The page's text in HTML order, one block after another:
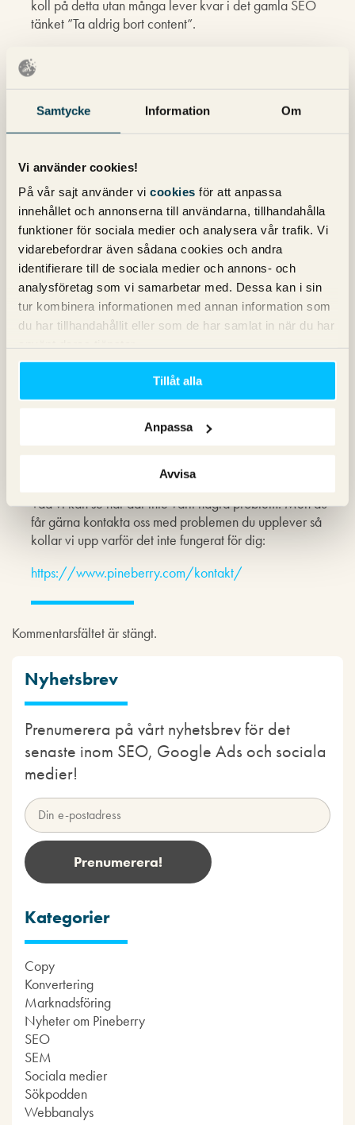
Samtycke Information Om
Vi använder cookies!
På vår sajt använder vi cookies för att anpassa
innehållet och annonserna till användarna, tillhandahålla
funktioner för sociala medier och analysera vår trafik. Vi
vidarebefordrar även sådana cookies och andra
identifierare till de sociala medier och annons- och
analysföretag som vi samarbetar med. Dessa kan i sin
tur kombinera informationen med annan information som
du har tillhandahållit eller som de har samlat in när du har
Tillåt alla
Anpassa
Avvisa
koll på detta utan många lever kvar i det gamla SEO
tänket ”Ta aldrig bort content”.
Magnus Bråth
26 september 2012 kl. 12:48
genom att helt enkelt rensa. Sett ordentliga kliv uppåt på
det mer meningslösa innehållet tagits bort.
Robinskriver:
27 september 2012 kl. 10:37
Intressant artikel! Jag har en helt annan fråga. Är det
något problem med ert seo-verktyg? Jag har inte kunnat
Vad vi kan se har där inte varit några problem. Men du
får gärna kontakta oss med problemen du upplever så
kollar vi upp varför det inte fungerat för dig:
https://www.pineberry.com/kontakt/
Kommentarsfältet är stängt.
Nyhetsbrev
Prenumerera på vårt nyhetsbrev för det
senaste inom SEO, Google Ads och sociala
medier!
Kategorier
Copy
Konvertering
Marknadsföring
Nyheter om Pineberry
SEO
SEM
Sociala medier
Sökpodden
Webbanalys